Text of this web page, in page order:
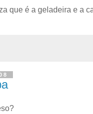
que é a geladeira e a